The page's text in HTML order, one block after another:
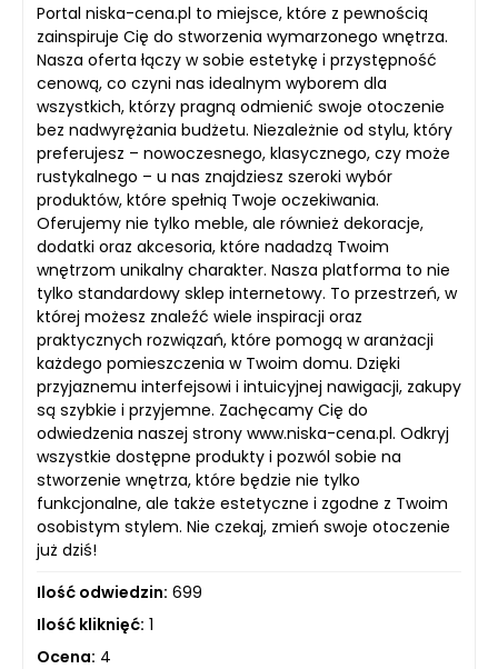
Portal niska-cena.pl to miejsce, które z pewnością
zainspiruje Cię do stworzenia wymarzonego wnętrza.
Nasza oferta łączy w sobie estetykę i przystępność
cenową, co czyni nas idealnym wyborem dla
wszystkich, którzy pragną odmienić swoje otoczenie
bez nadwyrężania budżetu. Niezależnie od stylu, który
preferujesz – nowoczesnego, klasycznego, czy może
rustykalnego – u nas znajdziesz szeroki wybór
produktów, które spełnią Twoje oczekiwania.
Oferujemy nie tylko meble, ale również dekoracje,
dodatki oraz akcesoria, które nadadzą Twoim
wnętrzom unikalny charakter. Nasza platforma to nie
tylko standardowy sklep internetowy. To przestrzeń, w
której możesz znaleźć wiele inspiracji oraz
praktycznych rozwiązań, które pomogą w aranżacji
każdego pomieszczenia w Twoim domu. Dzięki
przyjaznemu interfejsowi i intuicyjnej nawigacji, zakupy
są szybkie i przyjemne. Zachęcamy Cię do
odwiedzenia naszej strony www.niska-cena.pl. Odkryj
wszystkie dostępne produkty i pozwól sobie na
stworzenie wnętrza, które będzie nie tylko
funkcjonalne, ale także estetyczne i zgodne z Twoim
osobistym stylem. Nie czekaj, zmień swoje otoczenie
już dziś!
Ilość odwiedzin: 699
Ilość kliknięć: 1
Ocena: 4